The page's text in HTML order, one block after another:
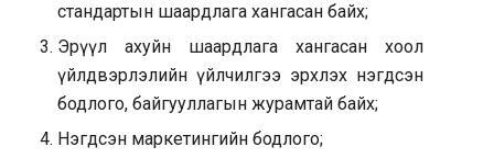
стандартын шаардлага хангасан байх;
Эрүүл ахуйн шаардлага хангасан хоол
үйлдвэрлэлийн үйлчилгээ эрхлэх нэгдсэн
бодлого, байгууллагын журамтай байх;
Нэгдсэн маркетингийн бодлого;